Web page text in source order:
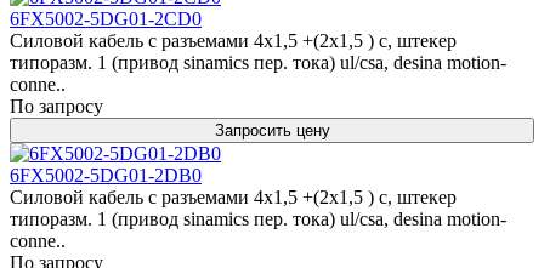
6FX5002-5DG01-2CD0
Силовой кабель с разъемами 4x1,5 +(2x1,5 ) c, штекер
типоразм. 1 (привод sinamics пер. тока) ul/csa, desina motion-
conne..
По запросу
Запросить цену
6FX5002-5DG01-2DB0
Силовой кабель с разъемами 4x1,5 +(2x1,5 ) c, штекер
типоразм. 1 (привод sinamics пер. тока) ul/csa, desina motion-
conne..
По запросу